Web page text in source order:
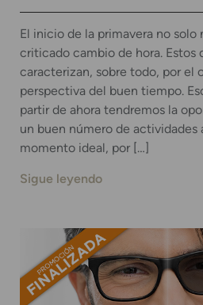
El inicio de la primavera no solo
criticado cambio de hora. Estos
caracterizan, sobre todo, por el
perspectiva del buen tiempo.
partir de ahora tendremos la
un buen número de actividades
momento ideal, por […]
Sigue leyendo